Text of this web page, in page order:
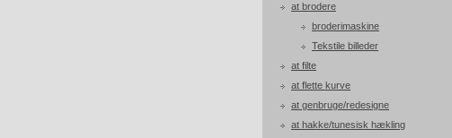
at brodere
broderimaskine
Tekstile billeder
at filte
at flette kurve
at genbruge/redesigne
at hakke/tunesisk hækling